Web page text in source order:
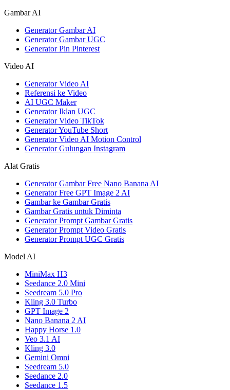
Gambar AI
Generator Gambar AI
Generator Gambar UGC
Generator Pin Pinterest
Video AI
Generator Video AI
Referensi ke Video
AI UGC Maker
Generator Iklan UGC
Generator Video TikTok
Generator YouTube Short
Generator Video AI Motion Control
Generator Gulungan Instagram
Alat Gratis
Generator Gambar Free Nano Banana AI
Generator Free GPT Image 2 AI
Gambar ke Gambar Gratis
Gambar Gratis untuk Diminta
Generator Prompt Gambar Gratis
Generator Prompt Video Gratis
Generator Prompt UGC Gratis
Model AI
MiniMax H3
Seedance 2.0 Mini
Seedream 5.0 Pro
Kling 3.0 Turbo
GPT Image 2
Nano Banana 2 AI
Happy Horse 1.0
Veo 3.1 AI
Kling 3.0
Gemini Omni
Seedream 5.0
Seedance 2.0
Seedance 1.5